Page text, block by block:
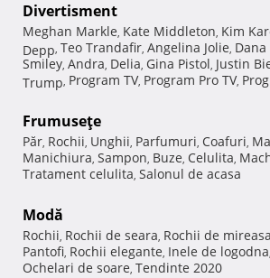
Divertisment
Meghan Markle, Kate Middleton, Kim
Depp, Teo Trandafir, Angelina Jolie, Dana
Smiley, Andra, Delia, Gina Pistol, Justin
Trump, Program TV, Program Pro TV,
Frumuseţe
Păr, Rochii, Unghii, Parfumuri, Coafuri,
Manichiura, Sampon, Buze, Celulita,
Tratament celulita, Salonul de acasa
Modă
Rochii, Rochii de seara, Rochii de mireasa
Pantofi, Rochii elegante, Inele de logodna,
Ochelari de soare, Tendinte 2020